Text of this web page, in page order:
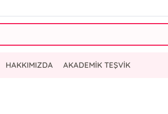
HAKKIMIZDA AKADEMİK TEŞVİK